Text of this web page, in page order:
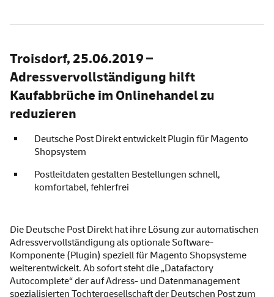
Troisdorf, 25.06.2019 –
Adressvervollständigung hilft
Kaufabbrüche im Onlinehandel zu
reduzieren
Deutsche Post Direkt entwickelt Plugin für Magento
Shopsystem
Postleitdaten gestalten Bestellungen schnell,
komfortabel, fehlerfrei
Die Deutsche Post Direkt hat ihre Lösung zur automatischen
Adressvervollständigung als optionale Software-
Komponente (Plugin) speziell für Magento Shopsysteme
weiterentwickelt. Ab sofort steht die „Datafactory
Autocomplete“ der auf Adress- und Datenmanagement
spezialisierten Tochtergesellschaft der Deutschen Post zum